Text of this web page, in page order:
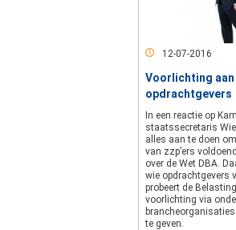
12-07-2016
Voorlichting aan
opdrachtgevers
In een reactie op
staatssecretaris
alles aan te doen
van zzp’ers
over de Wet DBA.
wie opdrachtgevers
probeert de
voorlichting via
te geven.